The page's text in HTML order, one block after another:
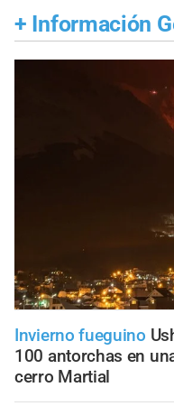
+ Información
Invierno fueguino
100 antorchas en
cerro Martial